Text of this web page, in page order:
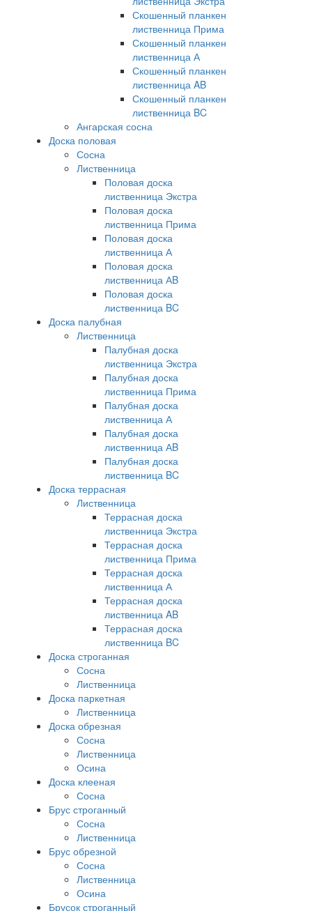
Скошенный планкен
лиственница Прима
Скошенный планкен
лиственница А
Скошенный планкен
лиственница AB
Скошенный планкен
лиственница BC
Ангарская сосна
Доска половая
Сосна
Лиственница
Половая доска
лиственница Экстра
Половая доска
лиственница Прима
Половая доска
лиственница А
Половая доска
лиственница АB
Половая доска
лиственница BC
Доска палубная
Лиственница
Палубная доска
лиственница Экстра
Палубная доска
лиственница Прима
Палубная доска
лиственница А
Палубная доска
лиственница АB
Палубная доска
лиственница BC
Доска террасная
Лиственница
Террасная доска
лиственница Экстра
Террасная доска
лиственница Прима
Террасная доска
лиственница А
Террасная доска
лиственница AB
Террасная доска
лиственница BC
Доска строганная
Сосна
Лиственница
Доска паркетная
Лиственница
Доска обрезная
Сосна
Лиственница
Осина
Доска клееная
Сосна
Брус строганный
Сосна
Лиственница
Брус обрезной
Сосна
Лиственница
Осина
Брусок строганный